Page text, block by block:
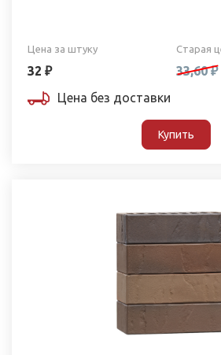
Цена за штуку
32 ₽
Старая
33,60 ₽
Цена без доставки
Купить